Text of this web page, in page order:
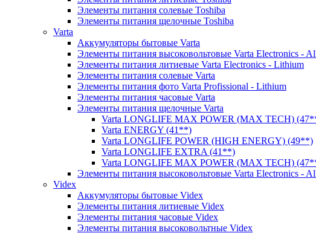
Элементы питания солевые Toshiba
Элементы питания щелочные Toshiba
Varta
Аккумуляторы бытовые Varta
Элементы питания высоковольтовые Varta Electronics -
Элементы питания литиевые Varta Electronics - Lithium
Элементы питания солевые Varta
Элементы питания фото Varta Profissional - Lithium
Элементы питания часовые Varta
Элементы питания щелочные Varta
Varta LONGLIFE MAX POWER (MAX TECH)
Varta ENERGY (41**)
Varta LONGLIFE POWER (HIGH ENERGY) (49**)
Varta LONGLIFE EXTRA (41**)
Varta LONGLIFE MAX POWER (MAX TECH)
Элементы питания высоковольтовые Varta Electronics -
Videx
Аккумуляторы бытовые Videx
Элементы питания литиевые Videx
Элементы питания часовые Videx
Элементы питания высоковольтные Videx